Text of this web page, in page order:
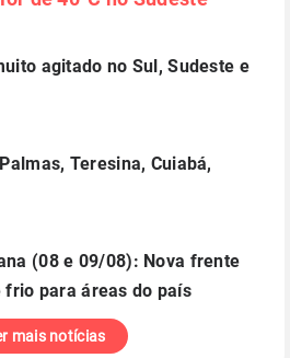
agitado no Sul, Sudeste e
Teresina, Cuiabá,
(08 e 09/08): Nova frente
para áreas do país
mais notícias